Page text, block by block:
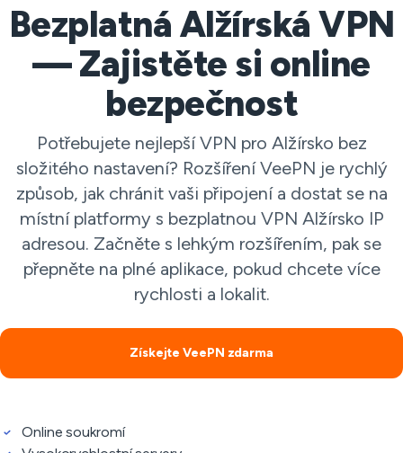
Bezplatná Alžírská VPN
— Zajistěte si online
bezpečnost
Potřebujete nejlepší VPN pro Alžírsko bez
složitého nastavení? Rozšíření VeePN je rychlý
způsob, jak chránit vaši připojení a dostat se na
místní platformy s bezplatnou VPN Alžírsko IP
adresou. Začněte s lehkým rozšířením, pak se
přepněte na plné aplikace, pokud chcete více
rychlosti a lokalit.
Získejte VeePN zdarma
Online soukromí